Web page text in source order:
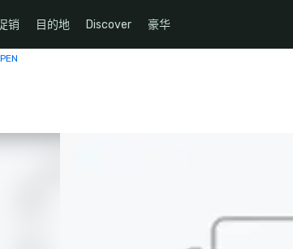
销 目的地 Discover 豪华